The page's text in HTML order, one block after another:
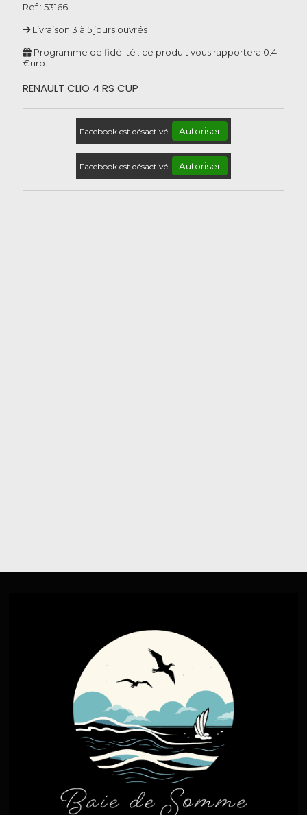
Ref : 53166
Livraison 3 à 5 jours ouvrés
Programme de fidélité : ce produit vous rapportera 0.4
€uro.
RENAULT CLIO 4 RS CUP
Facebook est désactivé. Autoriser
Facebook est désactivé. Autoriser